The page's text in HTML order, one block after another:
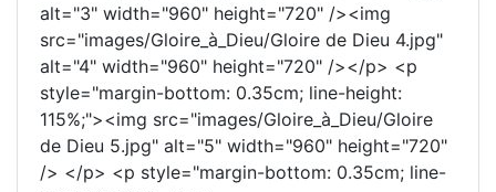
alt="3" width="960" height="720" /><img
src="images/Gloire_à_Dieu/Gloire de Dieu 4.jpg"
alt="4" width="960" height="720" /></p> <p
style="margin-bottom: 0.35cm; line-height:
115%;"><img src="images/Gloire_à_Dieu/Gloire
de Dieu 5.jpg" alt="5" width="960" height="720"
/> </p> <p style="margin-bottom: 0.35cm; line-